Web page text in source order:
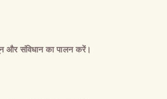
और संविधान का पालन करें।